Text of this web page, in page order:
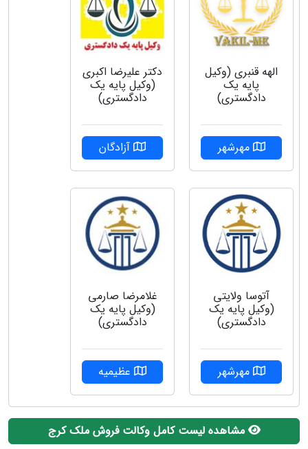
الهه قنبری (وکیل
پایه یک
دادگستری)
مهرشهر
دکتر علیرضا اکبری
(وکیل پایه یک
دادگستری)
آزادگان
آتوسا ولایتی
(وکیل پایه یک
دادگستری)
مهرشهر
غلامرضا صارمی
(وکیل پایه یک
دادگستری)
عظیمیه
مشاهده لیست کامل وکالت فروش ملک کرج